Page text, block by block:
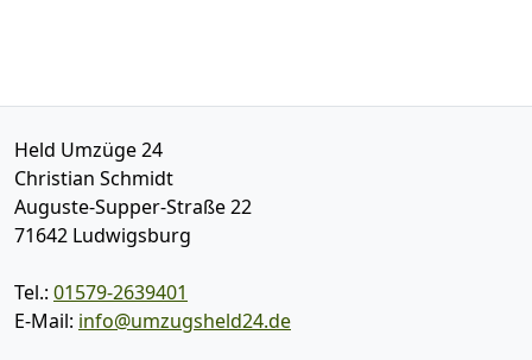
Held Umzüge 24
Christian Schmidt
Auguste-Supper-Straße 22
71642 Ludwigsburg
Tel.: 01579-2639401
E-Mail: info@umzugsheld24.de